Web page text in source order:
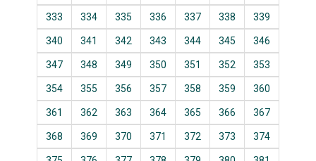
333 334 335 336 337 338 339
340 341 342 343 344 345 346
347 348 349 350 351 352 353
354 355 356 357 358 359 360
361 362 363 364 365 366 367
368 369 370 371 372 373 374